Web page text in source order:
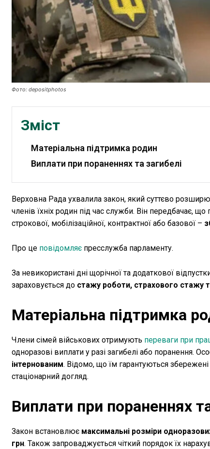
Фото: depositphotos
Зміст
Матеріальна підтримка родин
Виплати при пораненнях та загибелі
Верховна Рада ухвалила закон, який суттєво
членів їхніх родин під час служби. Він передбачає,
строкової, мобілізаційної, контрактної або базової –
Про це повідомляє пресслужба парламенту.
За невикористані дні щорічної та додаткової
зараховується до стажу роботи, страхового стажу
Матеріальна підтримка
Члени сімей військових отримують переваги при
одноразові виплати у разі загибелі або поранення.
інтернованим. Відомо, що їм гарантуються
стаціонарний догляд.
Виплати при пораненнях
Закон встановлює максимальні розміри
грн. Також запроваджується чіткий порядок їх